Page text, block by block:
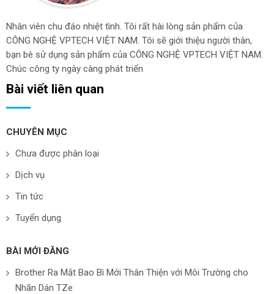
Nhân viên chu đáo nhiệt tình. Tôi rất hài lòng sản phẩm của
CÔNG NGHỆ VPTECH VIỆT NAM. Tôi sẽ giới thiệu người thân,
bạn bè sử dụng sản phẩm của CÔNG NGHỆ VPTECH VIỆT NAM.
Chúc công ty ngày càng phát triển
Bài viết liên quan
CHUYÊN MỤC
Chưa được phân loại
Dịch vụ
Tin tức
Tuyển dụng
BÀI MỚI ĐĂNG
Brother Ra Mắt Bao Bì Mới Thân Thiện với Môi Trường cho
Nhãn Dán TZe